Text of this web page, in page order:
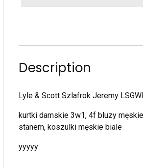
Description
Lyle & Scott Szlafrok Jeremy
kurtki damskie 3w1, 4f bluzy
stanem, koszulki męskie biale
yyyyy